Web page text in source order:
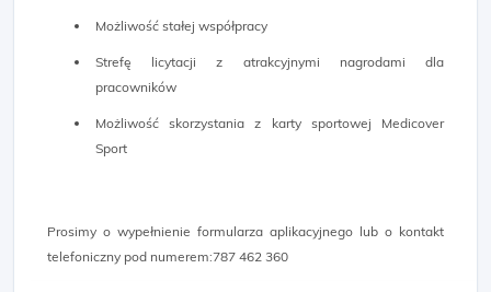
Możliwość stałej współpracy
Strefę licytacji z atrakcyjnymi nagrodami dla
pracowników
Możliwość skorzystania z karty sportowej Medicover
Sport
Prosimy o wypełnienie formularza aplikacyjnego lub o kontakt
telefoniczny pod numerem:787 462 360​